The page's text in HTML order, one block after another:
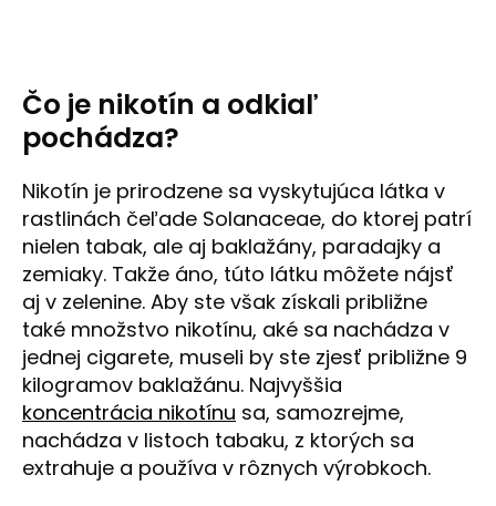
Čo je nikotín a odkiaľ
pochádza?
Nikotín je prirodzene sa vyskytujúca látka v
rastlinách čeľade Solanaceae, do ktorej patrí
nielen tabak, ale aj baklažány, paradajky a
zemiaky. Takže áno, túto látku môžete nájsť
aj v zelenine. Aby ste však získali približne
také množstvo nikotínu, aké sa nachádza v
jednej cigarete, museli by ste zjesť približne 9
kilogramov baklažánu. Najvyššia
koncentrácia nikotínu sa, samozrejme,
nachádza v listoch tabaku, z ktorých sa
extrahuje a používa v rôznych výrobkoch.
s
ť
?
HĽADAŤ
O
d
p
o
r
ú